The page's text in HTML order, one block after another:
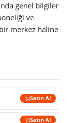
genel bilgiler
ve
merkez haline
Satın Al
Satın Al